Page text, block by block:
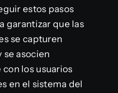
estos pasos
garantizar que las
se capturen
asocien
los usuarios
en el sistema del